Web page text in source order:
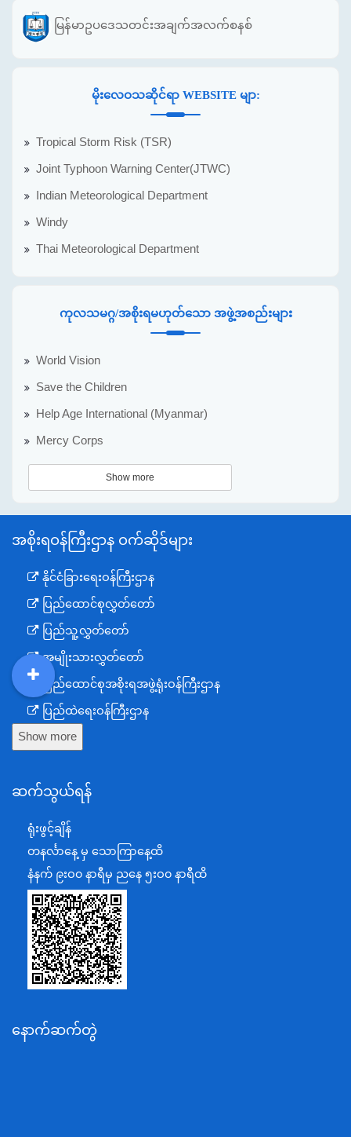
မြန်မာဥပဒေသတင်းအချက်အလက်စနစ်
မိုးလေဝသဆိုင်ရာ WEBSITE မျာ:
Tropical Storm Risk (TSR)
Joint Typhoon Warning Center(JTWC)
Indian Meteorological Department
Windy
Thai Meteorological Department
ကုလသမဂ္ဂ/အစိုးရမဟုတ်သော အဖွဲ့အစည်းများ
World Vision
Save the Children
Help Age International (Myanmar)
Mercy Corps
Show more
အစိုးရဝန်ကြီးဌာန ဝက်ဆိုဒ်များ
နိုင်ငံခြားရေးဝန်ကြီးဌာန
ပြည်ထောင်စုလွှတ်တော်
ပြည်သူ့လွှတ်တော်
အမျိုးသားလွှတ်တော်
ပြည်ထောင်စုအစိုးရအဖွဲ့ရုံးဝန်ကြီးဌာန
ပြည်ထဲရေးဝန်ကြီးဌာန
ကာကွယ်ရေးဝန်ကြီးဌာန
စီမံကိန်း၊ဘဏ္ဍာရေးနှင့်စက်မှုဝန်ကြီးဌာန
အပြည်ပြည်ဆိုင်ရာပူးပေါင်းဆောင်ရွက်ရေးဝန်ကြီးဌာန
ပြန်ကြားရေးဝန်ကြီးဌာန
သာသနာရေးနှင့် ယဉ်ကျေးမှုဝန်ကြီးဌာန
စိုက်ပျိုးရေး၊မွေးမြူရေးနှင့်ဆည်မြောင်းဝန်ကြီးဌာန
ပို့ဆောင်ရေးနှင့်ဆက်သွယ်ရေးဝန်ကြီးဌာန
သယံဇာတနှင့်ပတ်ဝန်းကျင်ထိန်းသိမ်းရေးဝန်ကြီးဌာန
အလုပ်သမား၊လူဝင်မှုကြီးကြပ်ရေးနှင့်ပြည်သူ့အင်အား
Show more
ဆက်သွယ်ရန်
ရုံးဖွင့်ချိန်
တနင်္လာနေ့ မှ သောကြာနေ့ထိ
နံနက် ၉းဝ၀ နာရီမှ ညနေ ၅းဝ၀ နာရီထိ
နောက်ဆက်တွဲ
DDM